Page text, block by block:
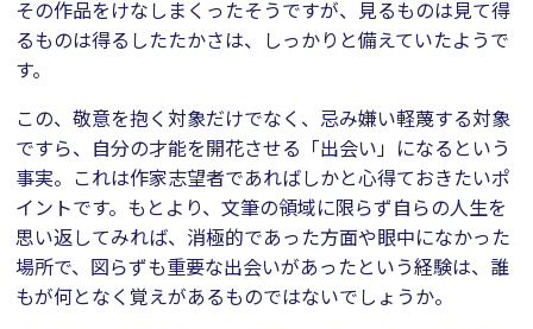
その作品をけなしまくったそうですが、見るものは見て得
るものは得るしたたかさは、しっかりと備えていたようで
す。
この、敬意を抱く対象だけでなく、忌み嫌い軽蔑する対象
ですら、自分の才能を開花させる「出会い」になるという
事実。これは作家志望者であればしかと心得ておきたいポ
イントです。もとより、文筆の領域に限らず自らの人生を
思い返してみれば、消極的であった方面や眼中になかった
場所で、図らずも重要な出会いがあったという経験は、誰
もが何となく覚えがあるものではないでしょうか。